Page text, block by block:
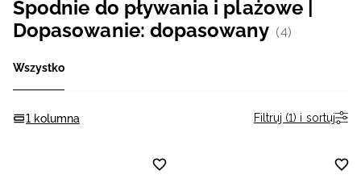
Spodnie do pływania i plażowe |
Dopasowanie: dopasowany (4)
Wszystko
1 kolumna Filtruj (1) i sortuj
Niemiecki / EUR